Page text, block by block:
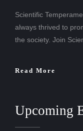
Scientific
always thrived to
the society. Join
Read More
Upcoming